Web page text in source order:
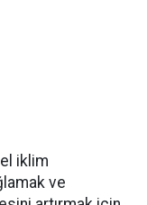
iklim
ve